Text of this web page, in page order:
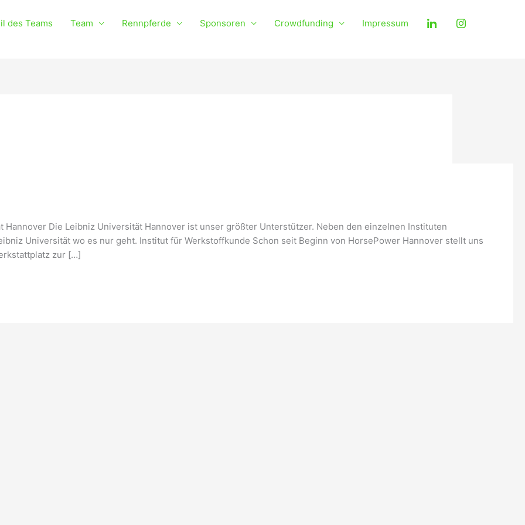
des Teams Team Rennpferde Sponsoren Crowdfunding Impressum
Hannover Die Leibniz Universität Hannover ist unser größter Unterstützer. Neben den einzelnen Instituten
Universität wo es nur geht. Institut für Werkstoffkunde Schon seit Beginn von HorsePower Hannover stellt uns
zur […]